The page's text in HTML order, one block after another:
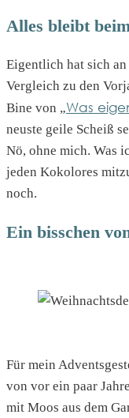
Alles bleibt
Eigentlich hat sich
Vergleich zu den
Bine von „Was
neuste geile Scheiß
Nö, ohne mich. Was
jeden Kokolores
noch.
Ein bisschen
Für mein
von vor ein paar
mit Moos aus dem